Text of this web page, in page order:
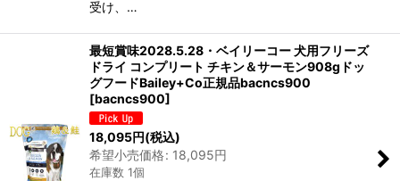
受け、…
最短賞味2028.5.28・ベイリーコー 犬用フリーズ
ドライ コンプリート チキン＆サーモン908gドッ
グフードBailey+Co正規品bacncs900
[bacncs900]
18,095円(税込)
希望小売価格: 18,095円
在庫数 1個